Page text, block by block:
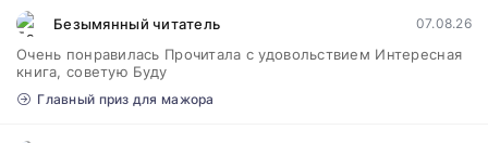
Безымянный читатель 07.08.26
Очень понравилась Прочитала с удовольствием Интересная
книга, советую Буду
Главный приз для мажора